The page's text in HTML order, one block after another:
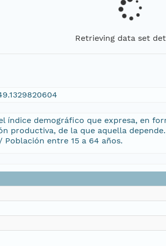
Retrieving data set
índice demográfico que expresa, en
productiva, de la que aquella
Población entre 15 a 64 años.